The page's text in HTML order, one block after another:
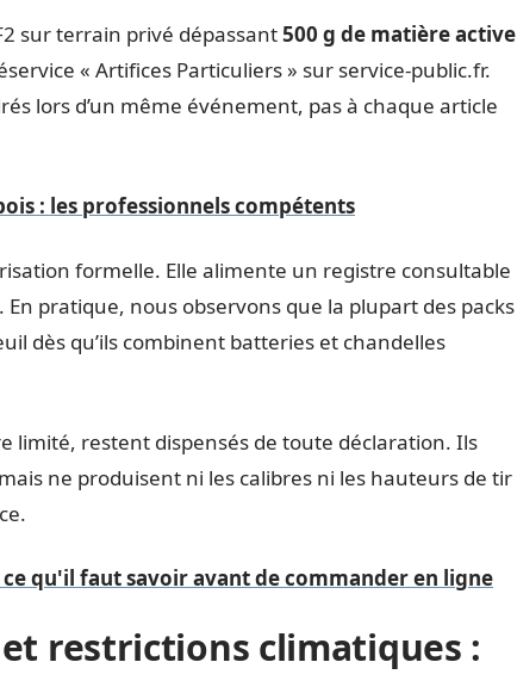
sur terrain privé dépassant500 g de matière active
« Artifices Particuliers » sur service-public.fr.
lors d’un même événement, pas à chaque article
: les professionnels compétents
formelle. Elle alimente un registre consultable
pratique, nous observons que la plupart des packs
dès qu’ils combinent batteries et chandelles
limité, restent dispensés de toute déclaration. Ils
ne produisent ni les calibres ni les hauteurs de tir
ce qu'il faut savoir avant de commander en ligne
restrictions climatiques :